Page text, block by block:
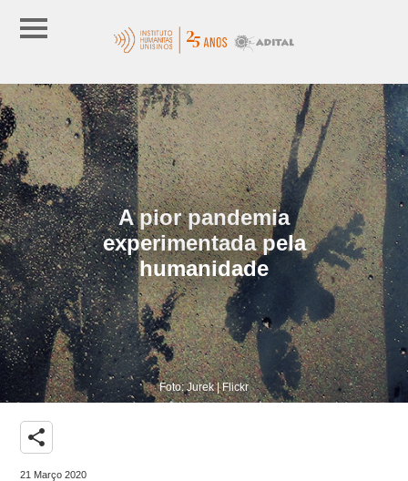
A pior pandemia
experimentada pela
humanidade
Foto: Jurek | Flickr
share
21 Março 2020